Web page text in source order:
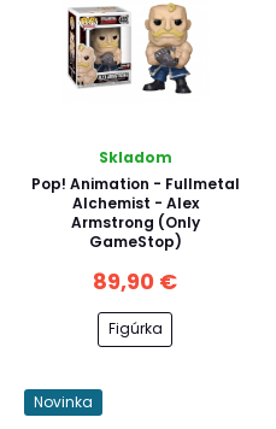
Skladom
Pop! Animation - Fullmetal
Alchemist - Alex
Armstrong (Only
GameStop)
89,90 €
Figúrka
Novinka